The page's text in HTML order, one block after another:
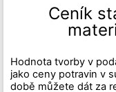
Ceník
Hodnota tvorby v
jako ceny potravin v
době můžete dát za